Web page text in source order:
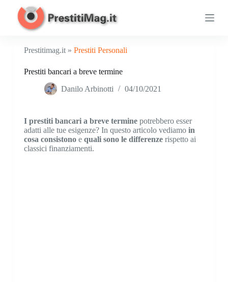
Prestitimag.it » Prestiti Personali
Prestiti bancari a breve termine
Danilo Arbinotti 04/10/2021
I prestiti bancari a breve termine potrebbero esser
adatti alle tue esigenze? In questo articolo vediamo in
cosa consistonoe quali sono le differenzerispetto ai
classici finanziamenti.